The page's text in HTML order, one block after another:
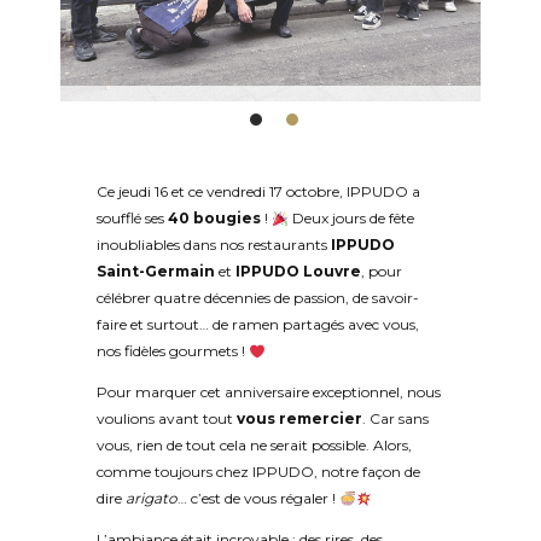
avec vous notre passion pour les nouilles maison.
Venez découvrir ou redécouvrir ce qui fait la
renommée d’IPPUDO, et laissez-vous transporter
Ce jeudi 16 et ce vendredi 17 octobre, IPPUDO a
soufflé ses 40 bougies !
Deux jours de fête
inoubliables dans nos restaurants IPPUDO
Saint-Germain et IPPUDO Louvre, pour
célébrer quatre décennies de passion, de savoir-
faire et surtout… de ramen partagés avec vous,
nos fidèles gourmets !
Pour marquer cet anniversaire exceptionnel, nous
voulions avant tout vous remercier. Car sans
vous, rien de tout cela ne serait possible. Alors,
comme toujours chez IPPUDO, notre façon de
dire arigato… c’est de vous régaler !